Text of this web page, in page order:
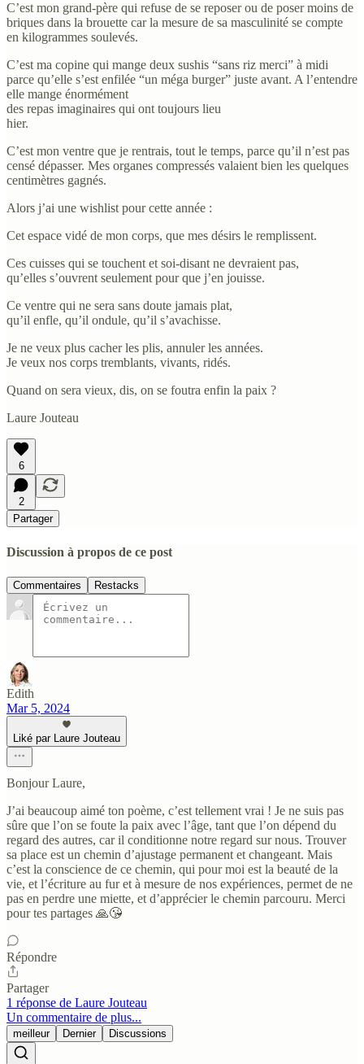
C’est mon grand-père qui refuse de se reposer ou de poser moins de
briques dans la brouette car la mesure de sa masculinité se compte
en kilogrammes soulevés.
C’est ma copine qui mange deux sushis “sans riz merci” à midi
parce qu’elle s’est enfilée “un méga burger” juste avant. A l’entendre
elle mange énormément
des repas imaginaires qui ont toujours lieu
hier.
C’est mon ventre que je rentrais, tout le temps, parce qu’il n’est pas
censé dépasser. Mes organes compressés valaient bien les quelques
centimètres gagnés.
Alors j’ai une wishlist pour cette année :
Cet espace vidé de mon corps, que mes désirs le remplissent.
Ces cuisses qui se touchent et soi-disant ne devraient pas,
qu’elles s’ouvrent seulement pour que j’en jouisse.
Ce ventre qui ne sera sans doute jamais plat,
qu’il enfle, qu’il ondule, qu’il s’avachisse.
Je ne veux plus cacher les plis, annuler les années.
Je veux nos corps tremblants, vivants, ridés.
Quand on sera vieux, dis, on se foutra enfin la paix ?
Laure Jouteau
6
2
Partager
Discussion à propos de ce post
Commentaires Restacks
Edith
Mar 5, 2024
Liké par Laure Jouteau
Bonjour Laure,
J’ai beaucoup aimé ton poème, c’est tellement vrai ! Je ne suis pas
sûre que l’on se foute la paix avec l’âge, tant que l’on dépend du
regard des autres, car il conditionne notre regard sur nous. Trouver
sa place est un chemin d’ajustage permanent et changeant. Mais
c’est la conscience de ce chemin, qui pour moi est la beauté de la
vie, et l’écriture au fur et à mesure de nos expériences, permet de ne
pas en perdre une miette, et d’apprécier le chemin parcouru. Merci
pour tes partages 🙏😘
Répondre
Partager
1 réponse de Laure Jouteau
Un commentaire de plus...
meilleur Dernier Discussions